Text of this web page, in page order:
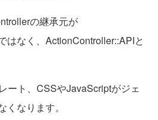
の継承元が
はなく、ActionController::APIと
ート、CSSやJavaScriptがジェ
なります。